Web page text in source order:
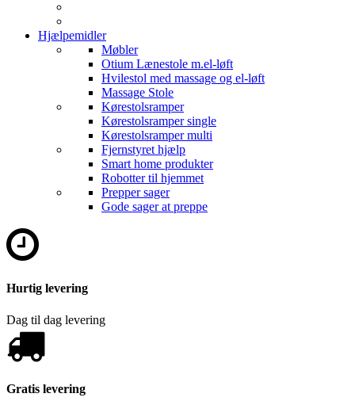
Hjælpemidler
Møbler
Otium Lænestole m.el-løft
Hvilestol med massage og el-løft
Massage Stole
Kørestolsramper
Kørestolsramper single
Kørestolsramper multi
Fjernstyret hjælp
Smart home produkter
Robotter til hjemmet
Prepper sager
Gode sager at preppe
Hurtig levering
Dag til dag levering
Gratis levering